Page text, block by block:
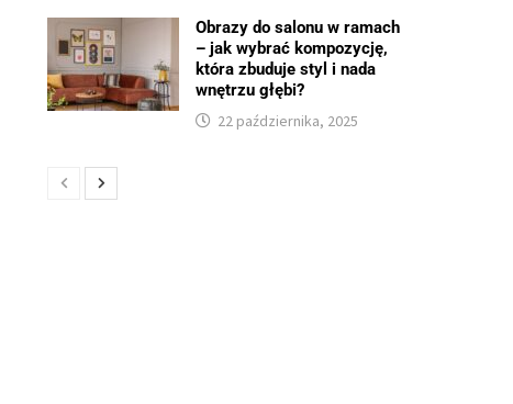
Obrazy do salonu w ramach
– jak wybrać kompozycję,
która zbuduje styl i nada
wnętrzu głębi?
22 października, 2025